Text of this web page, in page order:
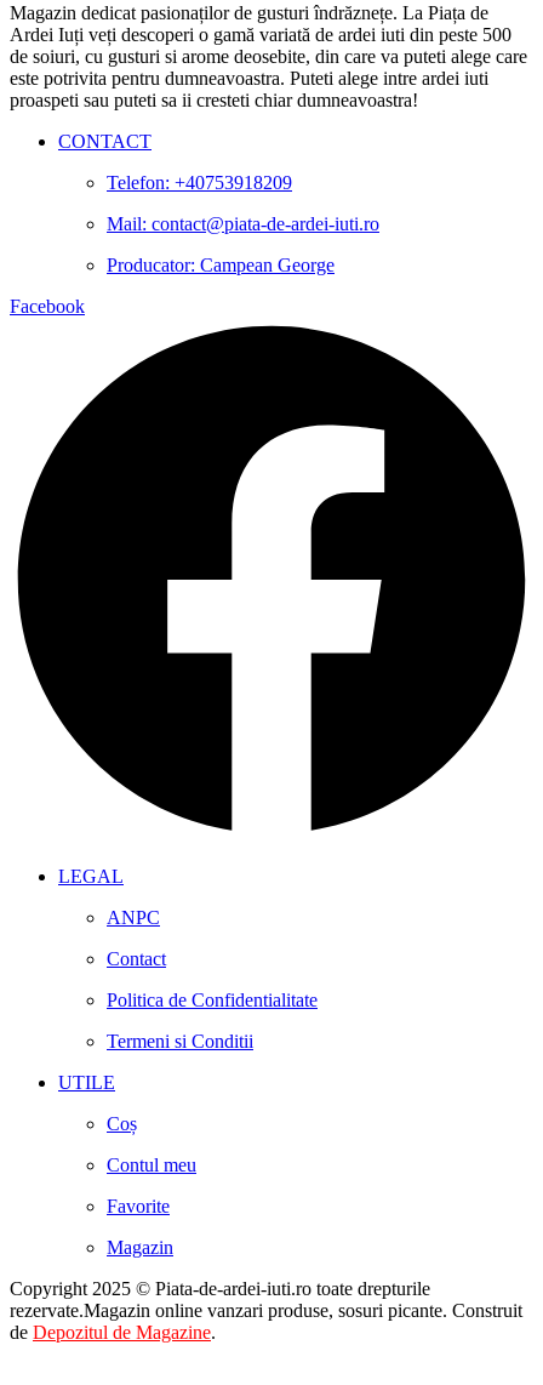
Magazin dedicat pasionaților de gusturi îndrăznețe. La Piața de
Ardei Iuți veți descoperi o gamă variată de ardei iuti din peste 500
de soiuri, cu gusturi si arome deosebite, din care va puteti alege care
este potrivita pentru dumneavoastra. Puteti alege intre ardei iuti
proaspeti sau puteti sa ii cresteti chiar dumneavoastra!
CONTACT
Telefon: +40753918209
Mail: contact@piata-de-ardei-iuti.ro
Producator: Campean George
Facebook
LEGAL
ANPC
Contact
Politica de Confidentialitate
Termeni si Conditii
UTILE
Coș
Contul meu
Favorite
Magazin
Copyright 2025 © Piata-de-ardei-iuti.ro toate drepturile
rezervate.Magazin online vanzari produse, sosuri picante. Construit
de Depozitul de Magazine.